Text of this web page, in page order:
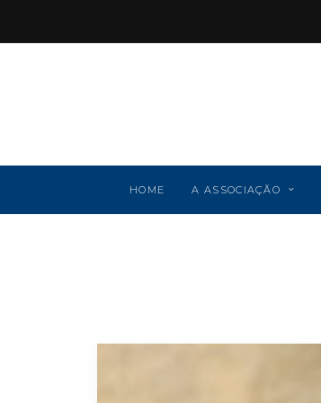
HOME A ASSOCIAÇÃO